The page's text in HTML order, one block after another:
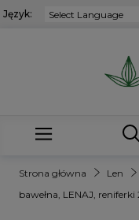
Język:
Strona główna Len
bawełna, LENAJ,